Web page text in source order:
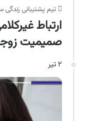
تیم پشتیبانی زندگی
ارتباط
صمیمیت
۲ تیر